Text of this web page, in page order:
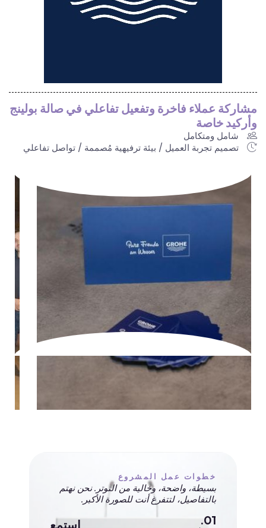
مشاركة عملاء فاخرة وتفعيل تفاعلي في صالة بولينج
وأركيد خاصة
شامل ومتكامل
تصميم تجربة العميل / بيئة ترفيهية مُصممة / تواصل تفاعلي
خطوات عمل المشروع
بسيطة، واضحة، وخالية من التوتر. نحن نهتم
بالتفاصيل، لتتفرغ أنت للصورة الأكبر.
01. استمع